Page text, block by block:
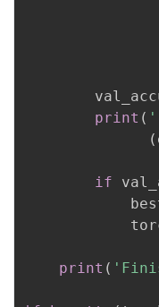
print (
(
if
print (